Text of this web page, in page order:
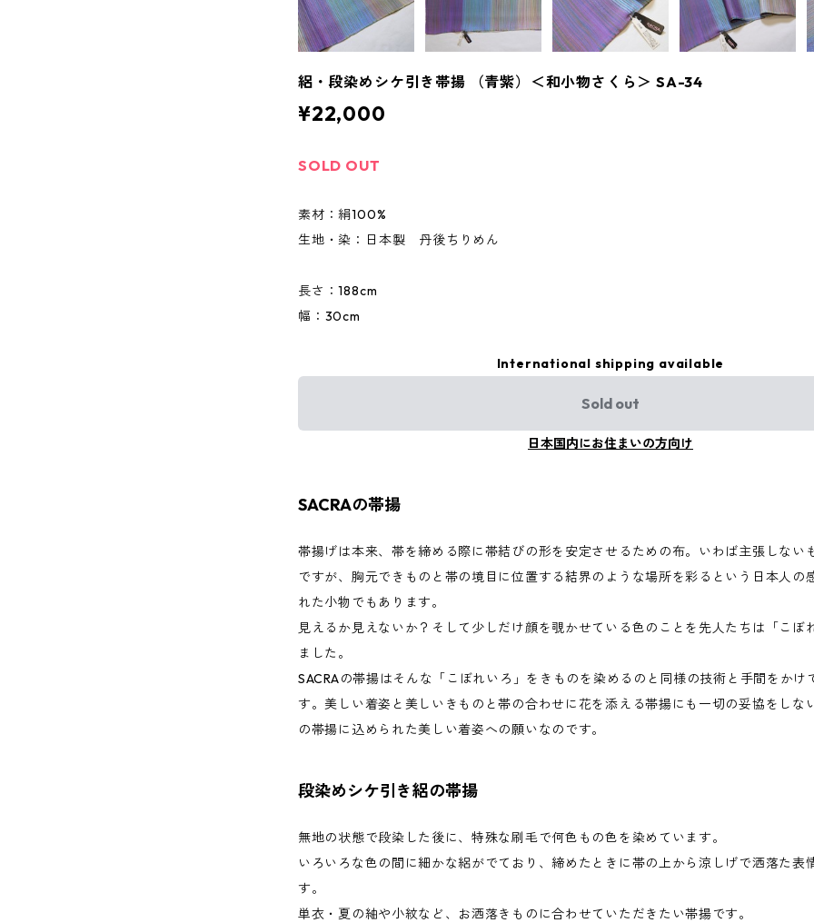
絽・段染めシケ引き帯揚 （青紫）＜和小物さくら＞ SA-34
¥22,000
SOLD OUT
素材：絹100%
生地・染：日本製 丹後ちりめん
長さ：188cm
幅：30cm
International shipping available
Sold out
日本国内にお住まいの方向け
SACRAの帯揚
帯揚げは本来、帯を締める際に帯結びの形を安定させるための布。いわば主張しない
ですが、胸元できものと帯の境目に位置する結界のような場所を彩るという日本人の
れた小物でもあります。
見えるか見えないか？そして少しだけ顔を覗かせている色のことを先人たちは「こぼ
ました。
SACRAの帯揚はそんな「こぼれいろ」をきものを染めるのと同様の技術と手間をかけ
す。美しい着姿と美しいきものと帯の合わせに花を添える帯揚にも一切の妥協をしな
の帯揚に込められた美しい着姿への願いなのです。
段染めシケ引き絽の帯揚
無地の状態で段染した後に、特殊な刷毛で何色もの色を染めています。
いろいろな色の間に細かな絽がでており、締めたときに帯の上から涼しげで洒落た表
す。
単衣・夏の紬や小紋など、お洒落きものに合わせていただきたい帯揚です。